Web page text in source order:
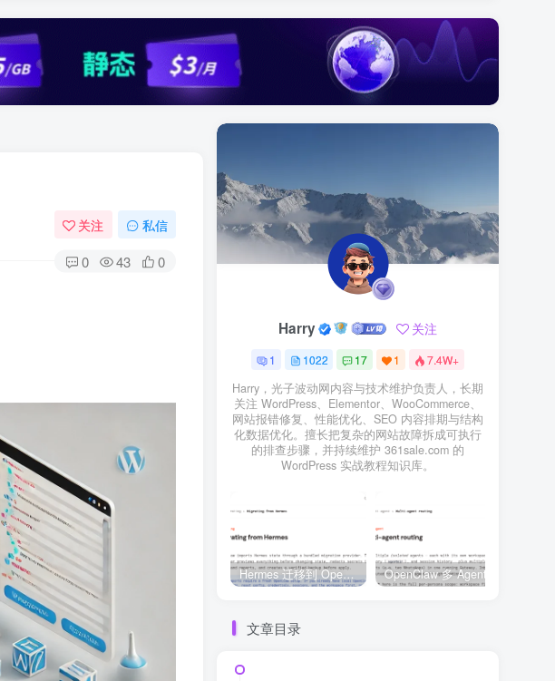
关注 私信
0 43 0
Harry 关注
1 1022 17 1 7.4W+
Harry，光子波动网内容与技术维护负责人，长期
关注 WordPress、Elementor、WooCommerce、
网站报错修复、性能优化、SEO 内容排期与结构
化数据优化。擅长把复杂的网站故障拆成可执行
的排查步骤，并持续维护 361sale.com 的
WordPress 实战教程知识库。
Hermes 迁移到 OpenClaw 上线清单：频道、定时任务、权限和回滚一次检查
文章目录